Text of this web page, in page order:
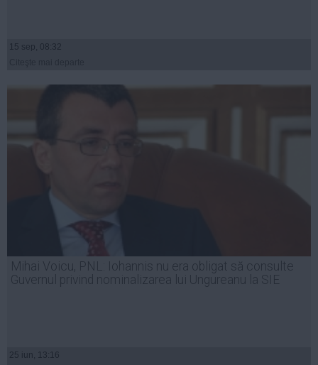
15 sep, 08:32
Mihai Voicu, PNL: Iohannis nu era obligat să consulte
Guvernul privind nominalizarea lui Ungureanu la SIE
25 iun, 13:16